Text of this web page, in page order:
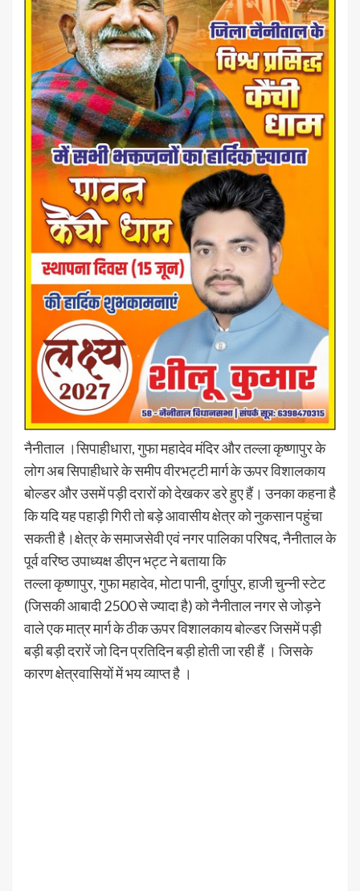
नैनीताल ।सिपाहीधारा, गुफा महादेव मंदिर और तल्ला कृष्णापुर के
लोग अब सिपाहीधारे के समीप वीरभट्टी मार्ग के ऊपर विशालकाय
बोल्डर और उसमें पड़ी दरारों को देखकर डरे हुए हैं। उनका कहना है
कि यदि यह पहाड़ी गिरी तो बड़े आवासीय क्षेत्र को नुकसान पहुंचा
सकती है।क्षेत्र के समाजसेवी एवं नगर पालिका परिषद, नैनीताल के
पूर्व वरिष्ठ उपाध्यक्ष डीएन भट्ट ने बताया कि
तल्ला कृष्णापुर, गुफा महादेव, मोटा पानी, दुर्गापुर, हाजी चुन्नी स्टेट
(जिसकी आबादी 2500 से ज्यादा है) को नैनीताल नगर से जोड़ने
वाले एक मात्र मार्ग के ठीक ऊपर विशालकाय बोल्डर जिसमें पड़ी
बड़ी बड़ी दरारें जो दिन प्रतिदिन बड़ी होती जा रही हैं । जिसके
कारण क्षेत्रवासियों में भय व्याप्त है ।